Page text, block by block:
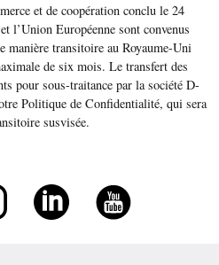
et de coopération conclu le 24
l’Union Européenne sont convenus
manière transitoire au Royaume-Uni
de six mois. Le transfert des
pour sous-traitance par la société D-
Politique de Confidentialité, qui sera
susvisée.